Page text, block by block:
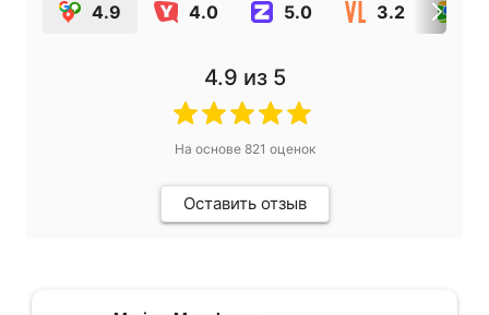
4.9 4.0 5.0 3.2
4.9 из 5
На основе 821 оценок
Оставить отзыв